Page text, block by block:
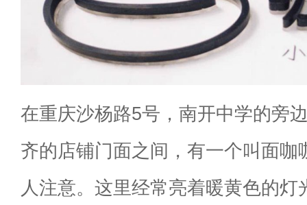
在重庆沙杨路5号，南开中学的旁
齐的店铺门面之间，有一个叫面咖
人注意。这里经常亮着暖黄色的灯